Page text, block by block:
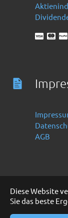
Diese Website
Sie das beste
AGB
Deutsch
English